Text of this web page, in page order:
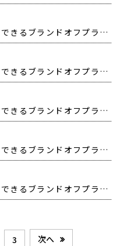
【最大90％OFF‼️宮城県で行列のできるブランドオフプライス POPUP開催❗️】
【最大90％OFF‼️大阪府で行列のできるブランドオフプライス POPUP開催❗️】
【最大90％OFF‼️香川県で行列のできるブランドオフプライス POPUP開催❗️】
【最大90％OFF‼️石川県で行列のできるブランドオフプライス POPUP開催❗️】
【最大90％OFF‼️長崎県で行列のできるブランドオフプライス POPUP開催❗️】
3 次へ